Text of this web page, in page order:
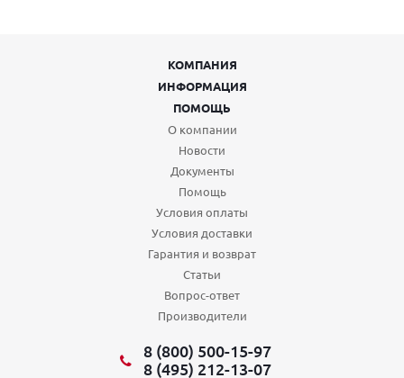
КОМПАНИЯ
ИНФОРМАЦИЯ
ПОМОЩЬ
О компании
Новости
Документы
Помощь
Условия оплаты
Условия доставки
Гарантия и возврат
Статьи
Вопрос-ответ
Производители
8 (800) 500-15-97
8 (495) 212-13-07